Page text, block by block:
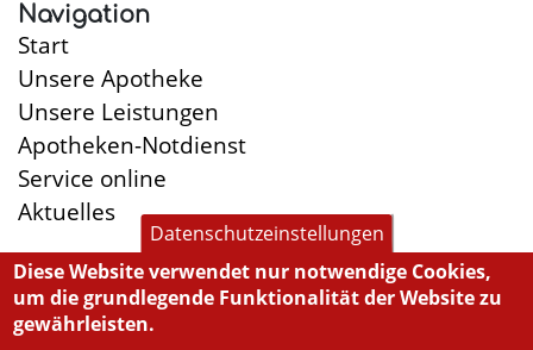
Navigation
Start
Unsere Apotheke
Unsere Leistungen
Apotheken-Notdienst
Service online
Aktuelles
Öffnungszeiten
Montag:
Datenschutzeinstellungen
Diese Website verwendet nur notwendige Cookies,
um die grundlegende Funktionalität der Website zu
gewährleisten.